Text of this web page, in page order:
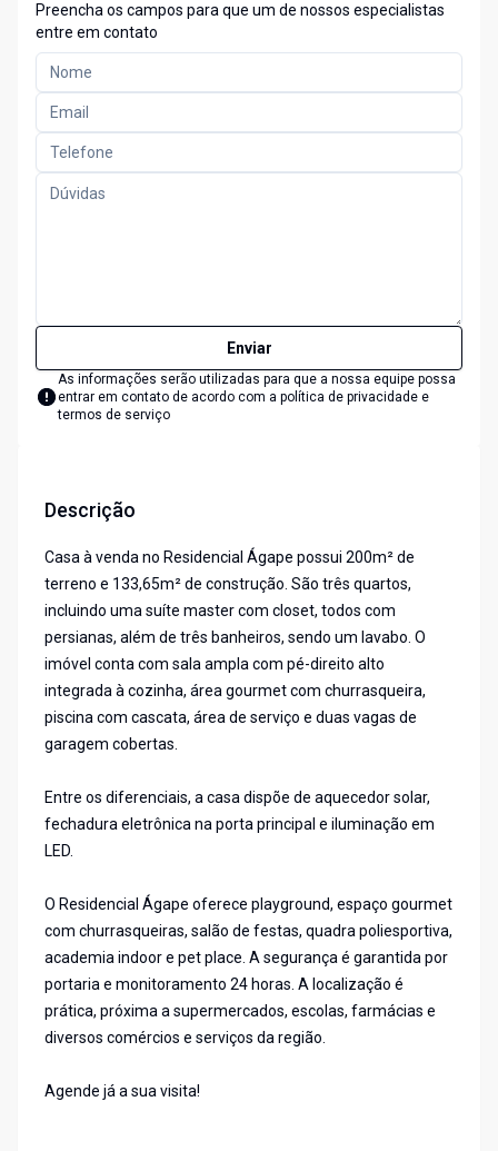
Preencha os campos para que um de nossos especialistas
entre em contato
Enviar
As informações serão utilizadas para que a nossa equipe possa
entrar em contato de acordo com a política de privacidade e
termos de serviço
Descrição
Casa à venda no Residencial Ágape possui 200m² de
terreno e 133,65m² de construção. São três quartos,
incluindo uma suíte master com closet, todos com
persianas, além de três banheiros, sendo um lavabo. O
imóvel conta com sala ampla com pé-direito alto
integrada à cozinha, área gourmet com churrasqueira,
piscina com cascata, área de serviço e duas vagas de
garagem cobertas.
Entre os diferenciais, a casa dispõe de aquecedor solar,
fechadura eletrônica na porta principal e iluminação em
LED.
O Residencial Ágape oferece playground, espaço gourmet
com churrasqueiras, salão de festas, quadra poliesportiva,
academia indoor e pet place. A segurança é garantida por
portaria e monitoramento 24 horas. A localização é
prática, próxima a supermercados, escolas, farmácias e
diversos comércios e serviços da região.
Agende já a sua visita!